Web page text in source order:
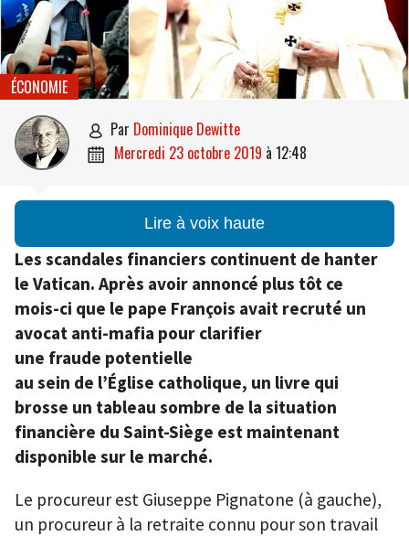
ÉCONOMIE
 par Dominique Dewitte
 mercredi 23 octobre 2019 à 12:48
Lire à voix haute
Les scandales financiers continuent de hanter
le Vatican. Après avoir annoncé plus tôt ce
mois-ci que le pape François avait recruté un
avocat anti-mafia pour clarifier
une fraude potentielle
au sein de l’Église catholique, un livre qui
brosse un tableau sombre de la situation
financière du Saint-Siège est maintenant
disponible sur le marché.
Le procureur est Giuseppe Pignatone (à gauche),
un procureur à la retraite connu pour son travail